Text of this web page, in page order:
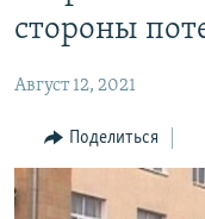
навигации
Перейти
ЭКОНОМИКА
НАГОРНЫЙ КАРАБАХ
КУЛЬТУРА
СПОРТ
стороны
Август 12, 2021
Поделиться